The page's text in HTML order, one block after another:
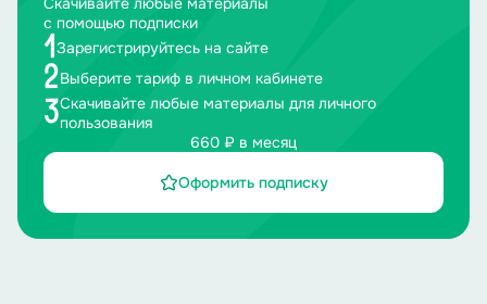
с помощью подписки
1 Зарегистрируйтесь на сайте
2Выберите тариф в личном кабинете
3Скачивайте любые материалы для личного
пользования
660 ₽ в месяц
Оформить подписку